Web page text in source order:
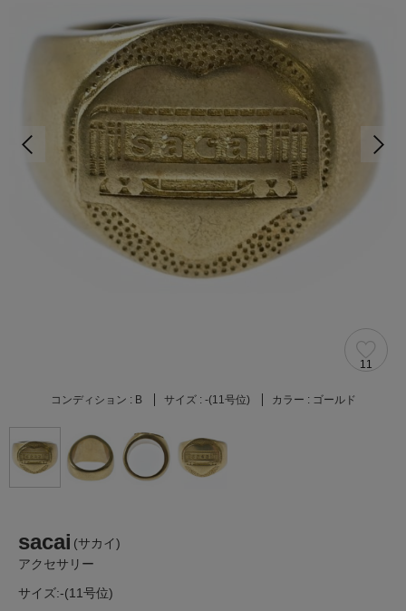
11
コンディション : B サイズ : -(11号位) カラー : ゴールド
sacai (サカイ)
アクセサリー
サイズ:-(11号位)